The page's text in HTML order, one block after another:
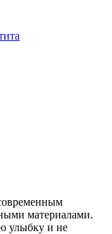
материалами.
улыбку и не